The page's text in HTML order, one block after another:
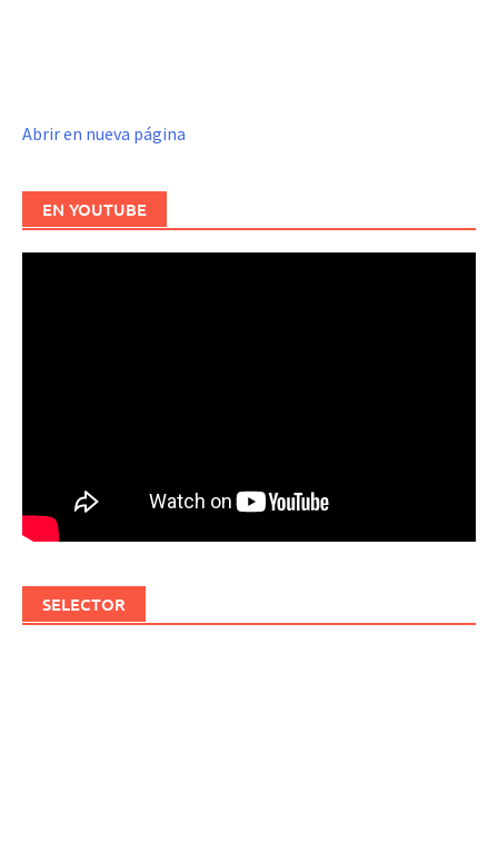
Abrir en nueva página
EN YOUTUBE
SELECTOR